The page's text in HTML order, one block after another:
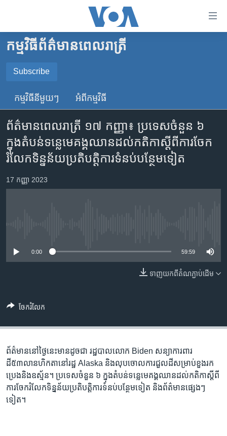
គេហទំព័រ​
ទាក់ទង
រំលង​
ទំព័រ​
ព័ត៌មាន​​
ម្តង
និង​
រំលង​
កាន់​
ស្វែង​
កម្ពុជា
អន្តរជាតិ
ចិន
ហេឡូវីអូអេ
កម្ពុជាច្នៃប្រតិដ្ឋ
ព្រឹត្តិការណ៍ព័ត៌មាន
ទូរទស្សន៍ / វីដេអូ​
កម្មវិធី​ព័ត៌មាន​ពេលរាត្រី
Subscribe
SUBSCRIBE
YouTube Music
Spotify
កម្មវិធី​នីមួយៗ អំពី​កម្មវិធី​
ព័ត៌មានពេលរាត្រី ១៧ កញ្ញា៖ ប្រទេស​ចំនួន​ ៦ ​
ក្នុង​តំបន់​ទន្លេ​មេគង្គ​​ឈាន​ដល់​កតិកា​ស្តីពី​ការ​ចែក​
រំលែក​ទិន្នន័យប្រតិបត្តិការទំនប់បន្ថែមទៀត
17 កញ្ញា 2023
0:00 59:59
ទាញ​យក​ពី​តំណភ្ជាប់​ដើម
ចែករំលែក
ព័ត៌មាន​នៅ​​ថ្ងៃនេះ​មាន​ដូចជា រដ្ឋបាលលោក Biden ​សន្យា​ការពារ​
ដី៥៣លានហិកតា​នៅ​រដ្ឋ Alaska និង​លុបចោល​ការជួលដី​​សម្រាប់​ខួង​រក​
ប្រេង​និងឧស្ម័ន។ ប្រទេស​ចំនួន​ ៦ ​ក្នុង​តំបន់​ទន្លេ​មេគង្គ​​ឈាន​ដល់​កតិកា​ស្តីពី​
ការ​ចែក​រំលែក​ទិន្នន័យ​ប្រតិបត្តិការទំនប់​បន្ថែមទៀត​ និង​ព័ត៌មាន​ផ្សេងៗ​
ទៀត។